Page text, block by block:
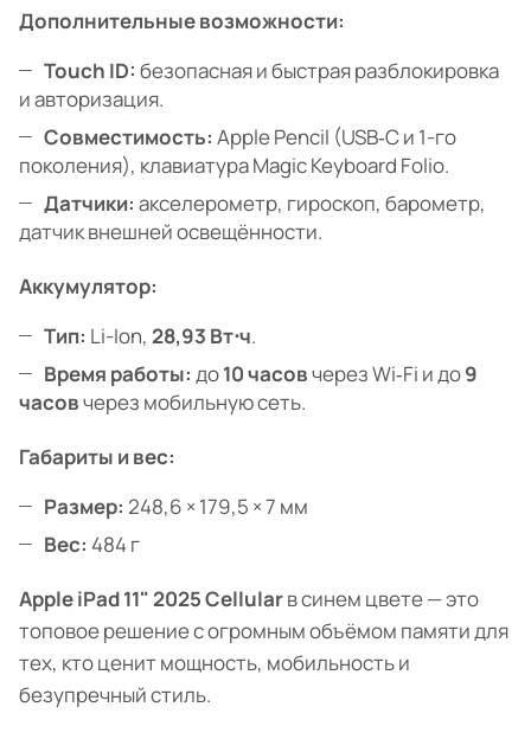
Дополнительные возможности:
Touch ID: безопасная и быстрая разблокировка
и авторизация.
Совместимость: Apple Pencil (USB‑C и 1-го
поколения), клавиатура Magic Keyboard Folio.
Датчики: акселерометр, гироскоп, барометр,
датчик внешней освещённости.
Аккумулятор:
Тип: Li-Ion, 28,93 Вт⋅ч.
Время работы: до10 часовчерез Wi‑Fi и до9
часовчерез мобильную сеть.
Габариты и вес:
Размер: 248,6 × 179,5 × 7 мм
Вес: 484 г
Apple iPad 11" 2025 Cellularв синем цвете — это
топовое решение с огромным объёмом памяти для
тех, кто ценит мощность, мобильность и
безупречный стиль.